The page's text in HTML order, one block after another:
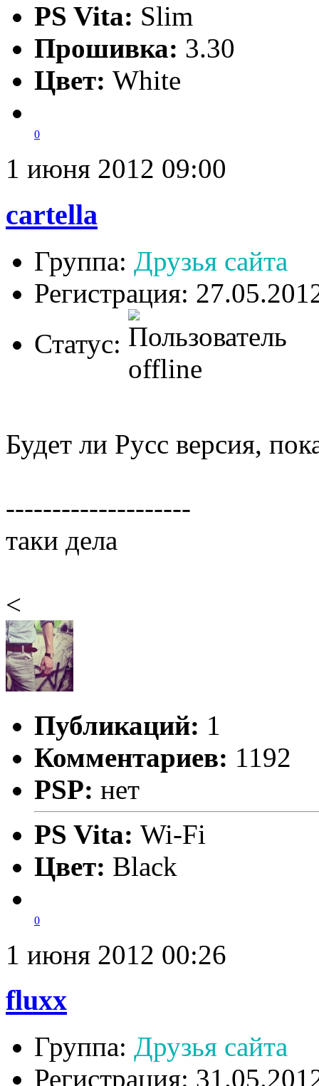
PS Vita: Slim
Прошивка: 3.30
Цвет: White
0
1 июня 2012 09:00
cartella
Группа: Друзья сайта
Регистрация:
Статус:
Будет ли Русс версия,
--------------------
таки дела
<
Публикаций: 1
Комментариев: 1192
PSP: нет
PS Vita: Wi-Fi
Цвет: Black
0
1 июня 2012 00:26
fluxx
Группа: Друзья сайта
Регистрация: